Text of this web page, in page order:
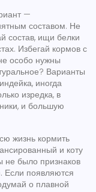
—
составом. Не
состав, ищи белки
Избегай кормов с
особо нужны
Варианты
иногда
изредка, в
и большую
жизнь кормить
и коту
не было признаков
Если появляются
о плавной